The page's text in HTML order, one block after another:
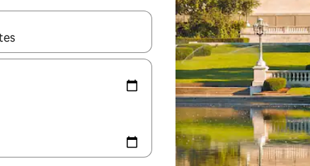
s'affichent, utilisez les flèches vers le haut et vers le bas pour les